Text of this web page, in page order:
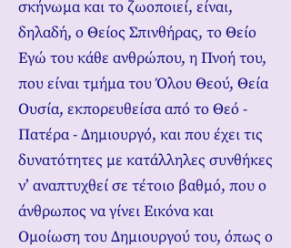
σκήνωμα και το ζωοποιεί, είναι,
δηλαδή, ο Θείος Σπινθήρας, το Θείο
Εγώ του κάθε ανθρώπου, η Πνοή του,
που είναι τμήμα του Όλου Θεού, Θεία
Ουσία, εκπορευθείσα από το Θεό -
Πατέρα - Δημιουργό, και που έχει τις
δυνατότητες με κατάλληλες συνθήκες
ν’ αναπτυχθεί σε τέτοιο βαθμό, που ο
άνθρωπος να γίνει Εικόνα και
Ομοίωση του Δημιουργού του, όπως ο